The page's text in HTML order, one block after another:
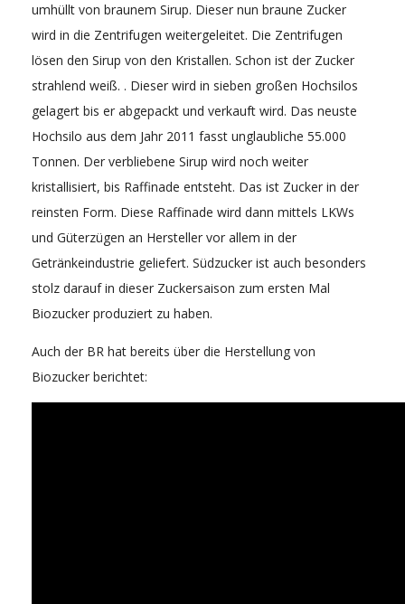
umhüllt von braunem Sirup. Dieser nun braune Zucker
wird in die Zentrifugen weitergeleitet. Die Zentrifugen
lösen den Sirup von den Kristallen. Schon ist der Zucker
strahlend weiß. . Dieser wird in sieben großen Hochsilos
gelagert bis er abgepackt und verkauft wird. Das neuste
Hochsilo aus dem Jahr 2011 fasst unglaubliche 55.000
Tonnen. Der verbliebene Sirup wird noch weiter
kristallisiert, bis Raffinade entsteht. Das ist Zucker in der
reinsten Form. Diese Raffinade wird dann mittels LKWs
und Güterzügen an Hersteller vor allem in der
Getränkeindustrie geliefert. Südzucker ist auch besonders
stolz darauf in dieser Zuckersaison zum ersten Mal
Biozucker produziert zu haben.
Auch der BR hat bereits über die Herstellung von
Biozucker berichtet: